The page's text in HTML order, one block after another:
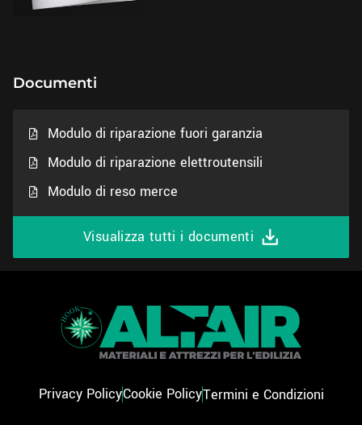
Documenti
Modulo di riparazione fuori garanzia
Modulo di riparazione elettroutensili
Modulo di reso merce
Visualizza tutti i documenti
Privacy PolicyCookie PolicyTermini e Condizioni